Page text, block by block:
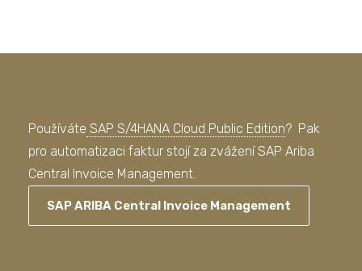
Používáte SAP S/4HANA Cloud Public Edition? Pak
pro automatizaci faktur stojí za zvážení SAP Ariba
Central Invoice Management.
SAP ARIBA Central Invoice Management